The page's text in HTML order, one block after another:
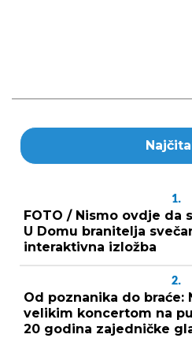
1.
FOTO / Nismo ovdje da
U Domu branitelja
interaktivna izložba
2.
Od poznanika do braće:
velikim koncertom na
20 godina zajedničke